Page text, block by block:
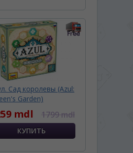
Сад королевы (Azul:
Garden)
mdl 1799 mdl